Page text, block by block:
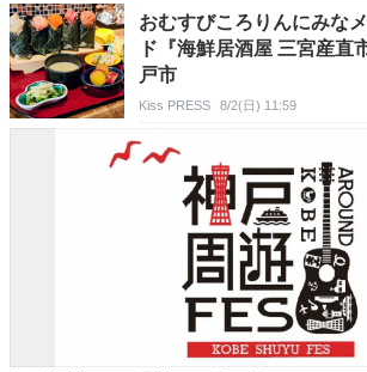
おむすびころりんにみな
ド『海鮮居酒屋 三宮産直市場
戸市
Kiss PRESS 8/2(日) 11:59